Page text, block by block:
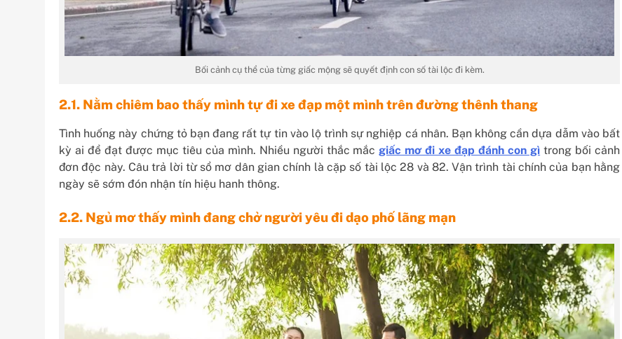
Bối cảnh cụ thể của từng giấc mộng sẽ quyết định con số tài lộc đi kèm.
2.1. Nằm chiêm bao thấy mình tự đi xe đạp một mình trên đường thênh thang
Tình huống này chứng tỏ bạn đang rất tự tin vào lộ trình sự nghiệp cá nhân. Bạn không cần dựa dẫm vào bất
kỳ ai để đạt được mục tiêu của mình. Nhiều người thắc mắc giấc mơ đi xe đạp đánh con gì trong bối cảnh
đơn độc này. Câu trả lời từ sổ mơ dân gian chính là cặp số tài lộc 28 và 82. Vận trình tài chính của bạn hằng
ngày sẽ sớm đón nhận tín hiệu hanh thông.
2.2. Ngủ mơ thấy mình đang chở người yêu đi dạo phố lãng mạn